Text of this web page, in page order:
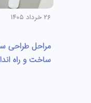
۲۶ خرداد ۱۴۰۵
ساخت و راه